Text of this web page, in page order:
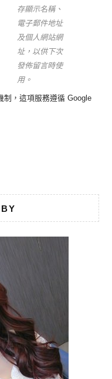
存顯示名稱、
電子郵件地址
及個人網站網
址，以供下次
發佈留言時使
用。
制，這項服務遵循 Google